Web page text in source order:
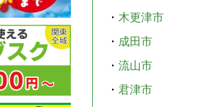
・ 木更津市
・ 成田市
・ 流山市
・ 君津市